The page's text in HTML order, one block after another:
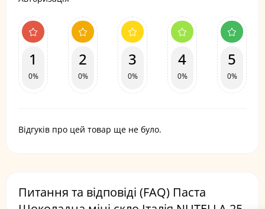
1
0%
2
0%
3
0%
4
0%
5
0%
Відгуків про цей товар ще не було.
Питання та відповіді (FAQ) Паста